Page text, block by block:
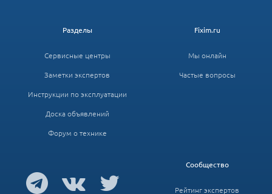
Fixim.ru
Мы онлайн
Частые вопросы
Разделы
Сервисные центры
Заметки экспертов
Инструкции по эксплуатации
Доска объявлений
Форум о технике
Сообщество
Рейтинг экспертов